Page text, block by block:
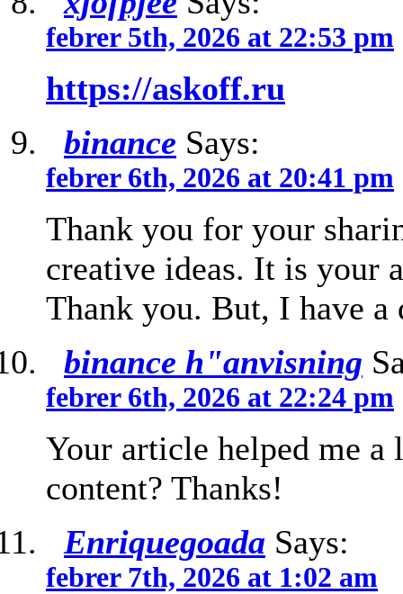
febrer 5th, 2026 at 22:53 pm
https://askoff.ru
binance Says:
febrer 6th, 2026 at 20:41 pm
Thank you for your
creative ideas. It is your
Thank you. But, I have a
binance h"anvisning
febrer 6th, 2026 at 22:24 pm
Your article helped me a
content? Thanks!
Enriquegoada Says:
febrer 7th, 2026 at 1:02 am